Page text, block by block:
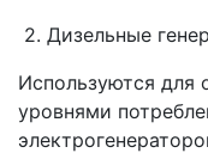
2. Дизельные
Используются для
уровнями